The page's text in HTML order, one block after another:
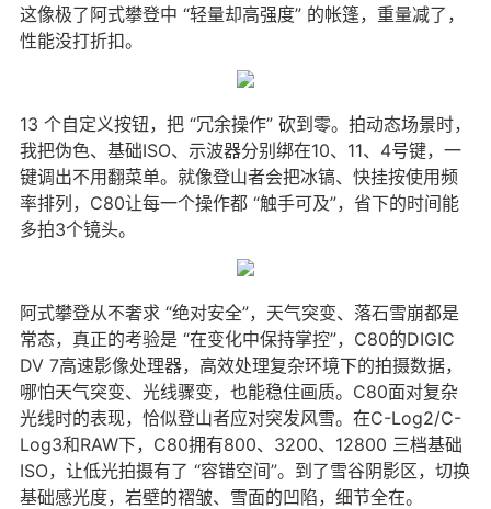
这像极了阿式攀登中 “轻量却高强度” 的帐篷，重量减了，
性能没打折扣。
13 个自定义按钮，把 “冗余操作” 砍到零。拍动态场景时，
我把伪色、基础ISO、示波器分别绑在10、11、4号键，一
键调出不用翻菜单。就像登山者会把冰镐、快挂按使用频
率排列，C80让每一个操作都 “触手可及”，省下的时间能
多拍3个镜头。
阿式攀登从不奢求 “绝对安全”，天气突变、落石雪崩都是
常态，真正的考验是 “在变化中保持掌控”，C80的DIGIC
DV 7高速影像处理器，高效处理复杂环境下的拍摄数据，
哪怕天气突变、光线骤变，也能稳住画质。C80面对复杂
光线时的表现，恰似登山者应对突发风雪。在C-Log2/C-
Log3和RAW下，C80拥有800、3200、12800 三档基础
ISO，让低光拍摄有了 “容错空间”。到了雪谷阴影区，切换
基础感光度，岩壁的褶皱、雪面的凹陷，细节全在。